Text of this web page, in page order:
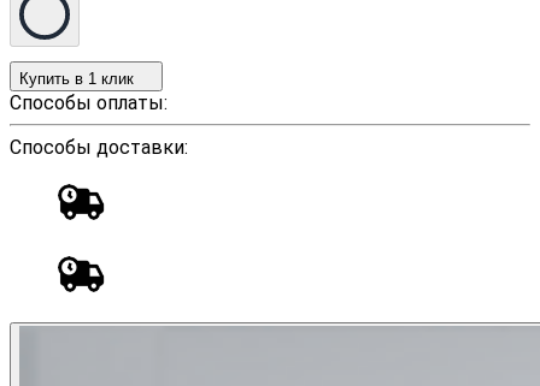
Купить в 1 клик
Способы оплаты:
Способы доставки: